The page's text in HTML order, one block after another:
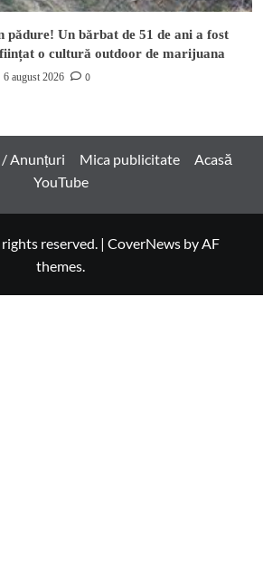
pădure! Un bărbat de 51 de ani a fost
o cultură outdoor de marijuana
6 august 2026 0
Anunțuri Mica publicitate
Acasă
YouTube
reserved. | CoverNews by AF
themes.